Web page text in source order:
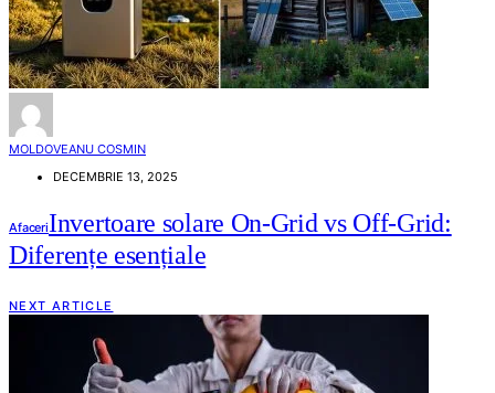
MOLDOVEANU COSMIN
DECEMBRIE 13, 2025
AfaceriInvertoare solare On-Grid vs Off-Grid:
Diferențe esențiale
NEXT ARTICLE